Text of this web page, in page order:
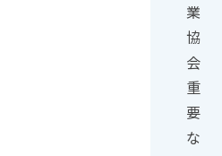
業
協
会
重
要
な